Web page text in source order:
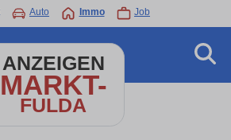
Auto Immo Job
ANZEIGEN
MARKT-
FULDA